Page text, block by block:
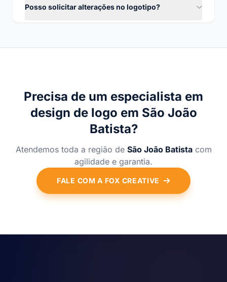
Posso solicitar alterações no logotipo?
Precisa de um especialista em
design de logo em São João
Batista?
Atendemos toda a região de São João Batistacom
agilidade e garantia.
FALE COM A FOX CREATIVE